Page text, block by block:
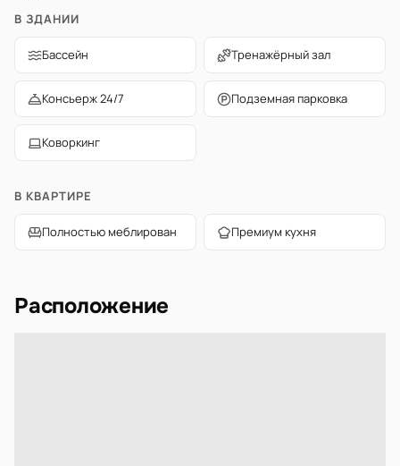
В ЗДАНИИ
Бассейн Тренажёрный зал
Консьерж 24/7 Подземная парковка
Коворкинг
В КВАРТИРЕ
Полностью меблирован Премиум кухня
Расположение